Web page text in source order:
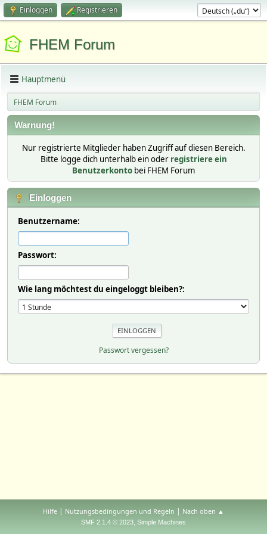
Einloggen Registrieren
FHEM Forum
Hauptmenü
FHEM Forum
Warnung!
Nur registrierte Mitglieder haben Zugriff auf diesen Bereich.
Bitte logge dich unterhalb ein oder registriere ein
Benutzerkonto bei FHEM Forum
Einloggen
Benutzername:
Passwort:
Wie lang möchtest du eingeloggt bleiben?:
Passwort vergessen?
Hilfe | Nutzungsbedingungen und Regeln | Nach oben ▲
SMF 2.1.4 © 2023, Simple Machines